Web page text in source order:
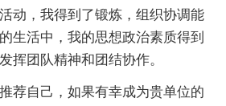
动，我得到了锻炼，组织协调能
生活中，我的思想政治素质得到
挥团队精神和团结协作。
荐自己，如果有幸成为贵单位的